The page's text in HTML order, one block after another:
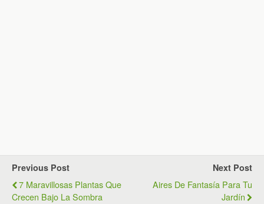
Previous Post
7 Maravillosas Plantas Que
Crecen Bajo La Sombra
Next Post
Aires De Fantasía Para Tu
Jardín